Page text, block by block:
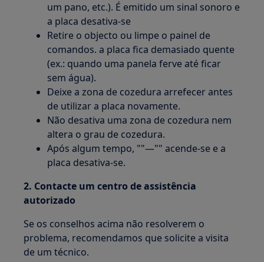
um pano, etc.). É emitido um sinal sonoro e
a placa desativa-se
Retire o objecto ou limpe o painel de
comandos. a placa fica demasiado quente
(ex.: quando uma panela ferve até ficar
sem água).
Deixe a zona de cozedura arrefecer antes
de utilizar a placa novamente.
Não desativa uma zona de cozedura nem
altera o grau de cozedura.
Após algum tempo, ""—"" acende-se e a
placa desativa-se.
2. Contacte um centro de assistência
autorizado
Se os conselhos acima não resolverem o
problema, recomendamos que solicite a visita
de um técnico.